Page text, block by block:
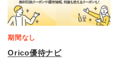
期間なし
Orico優待ナビ